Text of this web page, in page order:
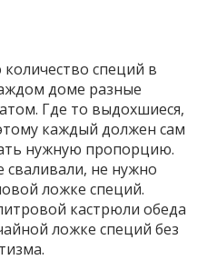
специй в
доме разные
Где то выдохшиеся,
каждый должен сам
нужную пропорцию.
сваливали, не нужно
ложке специй.
кастрюли обеда
ложке специй без